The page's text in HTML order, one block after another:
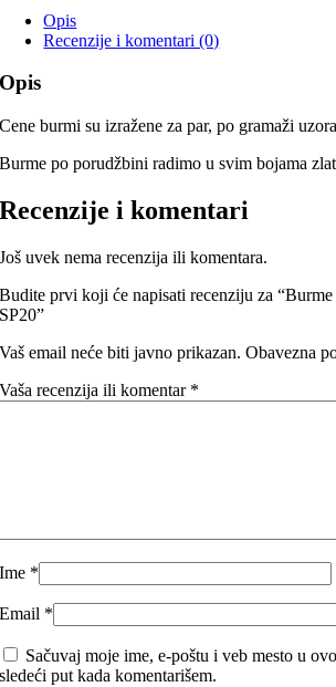
Opis
Recenzije i komentari (0)
Opis
Cene burmi su izražene za par, po gramaži
Burme po porudžbini radimo u svim bojama
Recenzije i komentari
Još uvek nema recenzija ili komentara.
Budite prvi koji će napisati recenziju za
SP20”
Vaš email neće biti javno prikazan. Obavezna
Vaša recenzija ili komentar *
Ime *
Email *
Sačuvaj moje ime, e-poštu i veb mesto u
sledeći put kada komentarišem.